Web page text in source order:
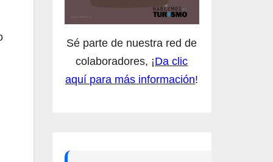
Sé parte de nuestra red de
colaboradores, ¡Da clic
aquí para más información!